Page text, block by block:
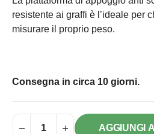
resistente ai graffi è l’ideale per
misurare il proprio peso.
Consegna in circa 10 giorni.
AGGIUNGI